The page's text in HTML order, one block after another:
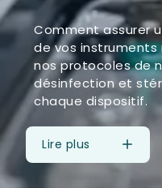
Comment assurer
de vos instruments
nos protocoles de
désinfection et
chaque dispositif.
Lire plus